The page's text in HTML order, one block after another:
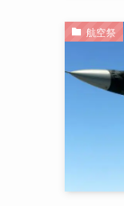
航空祭